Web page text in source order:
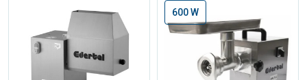
600 W